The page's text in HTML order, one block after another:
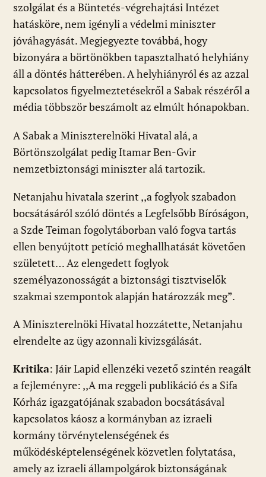
szolgálat és a Büntetés-végrehajtási Intézet
hatásköre, nem igényli a védelmi miniszter
jóváhagyását. Megjegyezte továbbá, hogy
bizonyára a börtönökben tapasztalható helyhiány
áll a döntés hátterében. A helyhiányról és az azzal
kapcsolatos figyelmeztetésekről a Sabak részéről a
média többször beszámolt az elmúlt hónapokban.
A Sabak a Miniszterelnöki Hivatal alá, a
Börtönszolgálat pedig Itamar Ben-Gvir
nemzetbiztonsági miniszter alá tartozik.
Netanjahu hivatala szerint ,,a foglyok szabadon
bocsátásáról szóló döntés a Legfelsőbb Bíróságon,
a Szde Teiman fogolytáborban való fogva tartás
ellen benyújtott petíció meghallhatását követően
született… Az elengedett foglyok
személyazonosságát a biztonsági tisztviselők
szakmai szempontok alapján határozzák meg”.
A Miniszterelnöki Hivatal hozzátette, Netanjahu
elrendelte az ügy azonnali kivizsgálását.
Kritika: Jáir Lapid ellenzéki vezető szintén reagált
a fejleményre: ,,A ma reggeli publikáció és a Sifa
Kórház igazgatójának szabadon bocsátásával
kapcsolatos káosz a kormányban az izraeli
kormány törvénytelenségének és
működésképtelenségének közvetlen folytatása,
amely az izraeli állampolgárok biztonságának